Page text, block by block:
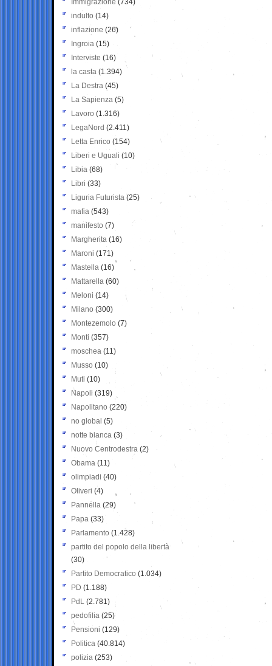
Immigrazione (734)
indulto (14)
inflazione (26)
Ingroia (15)
Interviste (16)
la casta (1.394)
La Destra (45)
La Sapienza (5)
Lavoro (1.316)
LegaNord (2.411)
Letta Enrico (154)
Liberi e Uguali (10)
Libia (68)
Libri (33)
Liguria Futurista (25)
mafia (543)
manifesto (7)
Margherita (16)
Maroni (171)
Mastella (16)
Mattarella (60)
Meloni (14)
Milano (300)
Montezemolo (7)
Monti (357)
moschea (11)
Musso (10)
Muti (10)
Napoli (319)
Napolitano (220)
no global (5)
notte bianca (3)
Nuovo Centrodestra (2)
Obama (11)
olimpiadi (40)
Oliveri (4)
Pannella (29)
Papa (33)
Parlamento (1.428)
partito del popolo della libertà
(30)
Partito Democratico (1.034)
PD (1.188)
PdL (2.781)
pedofilia (25)
Pensioni (129)
Politica (40.814)
polizia (253)